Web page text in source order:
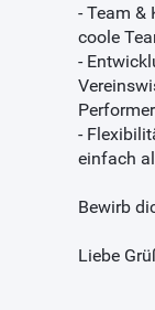
- Team &
coole
-
-
einfach
Bewirb
Liebe